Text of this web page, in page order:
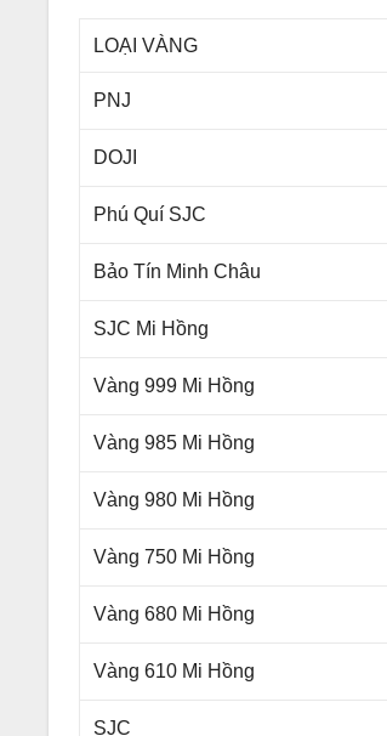
LOẠI VÀNG
PNJ
DOJI
Phú Quí SJC
Bảo Tín Minh Châu
SJC Mi Hồng
Vàng 999 Mi Hồng
Vàng 985 Mi Hồng
Vàng 980 Mi Hồng
Vàng 750 Mi Hồng
Vàng 680 Mi Hồng
Vàng 610 Mi Hồng
SJC